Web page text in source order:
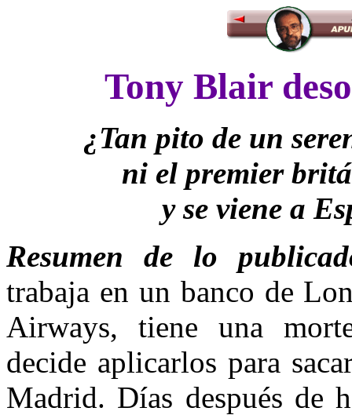
Tony Blair
¿Tan pito de un
ni el premier
y se viene a
Resumen de lo
trabaja en un banco de
Airways, tiene una
decide aplicarlos para
Madrid. Días después de